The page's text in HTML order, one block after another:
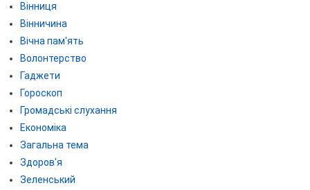
Вінниця
Вінничина
Вічна пам'ять
Волонтерство
Гаджети
Гороскоп
Громадські слухання
Економіка
Загальна тема
Здоров'я
Зеленський